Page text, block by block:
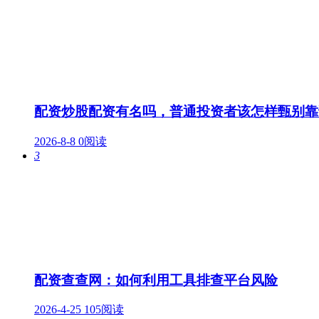
配资炒股配资有名吗，普通投资者该怎样甄别
2026-8-8 0阅读
3
配资查查网：如何利用工具排查平台风险
2026-4-25 105阅读